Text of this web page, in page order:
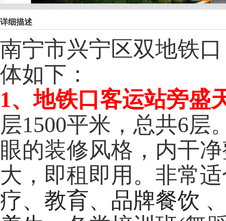
详细描述
南宁市兴宁区双地铁
体如下：
1、地铁口客运站旁盛
层1500平米，总共6层
眼的装修风格，内干
大，即租即用。非常
疗、教育、品牌餐饮